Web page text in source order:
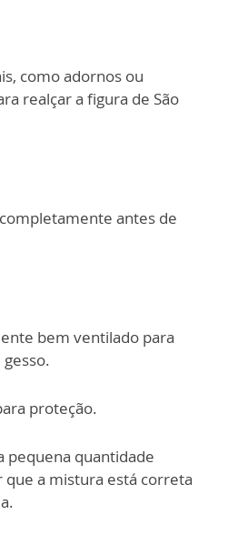
como adornos ou
realçar a figura de São
antes de
bem ventilado para
proteção.
pequena quantidade
a mistura está correta